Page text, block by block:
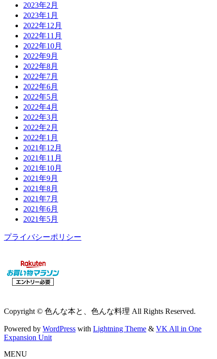
2023年2月
2023年1月
2022年12月
2022年11月
2022年10月
2022年9月
2022年8月
2022年7月
2022年6月
2022年5月
2022年4月
2022年3月
2022年2月
2022年1月
2021年12月
2021年11月
2021年10月
2021年9月
2021年8月
2021年7月
2021年6月
2021年5月
プライバシーポリシー
Copyright © 色んな本と、色んな料理 All Rights Reserved.
Powered by WordPress with Lightning Theme & VK All in One
Expansion Unit
MENU